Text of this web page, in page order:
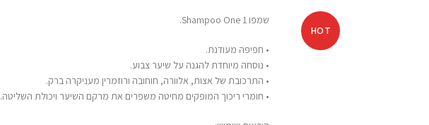
HOT
שמפו 1 Shampoo One.
• חפיפה מעודנת.
• נוסחה מיוחדת להגנה על שיער צבוע.
• התרכובת של אצות, אלוורה, חוחובה ורוזמרין מעניקרה ברק.
• חומרי ריכוך המופקים מחיטה משפרים את מרקם השיער ויכולת השליטה.